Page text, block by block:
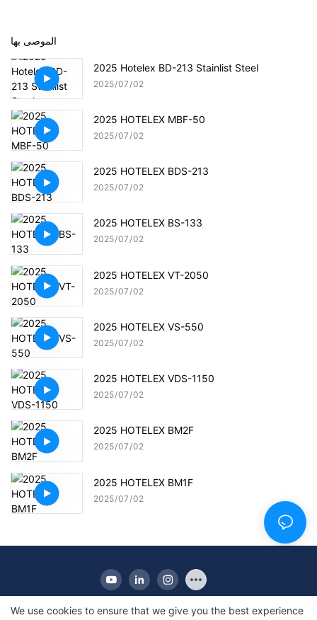
الموصى بها
2025 Hotelex BD-213 Stainlist Steel
2025 07 02
2025 HOTELEX MBF-50
2025 07 02
2025 HOTELEX BDS-213
2025 07 02
2025 HOTELEX BS-133
2025 07 02
2025 HOTELEX VT-2050
2025 07 02
2025 HOTELEX VS-550
2025 07 02
2025 HOTELEX VDS-1150
2025 07 02
2025 HOTELEX BM2F
2025 07 02
2025 HOTELEX BM1F
2025 07 02
We use cookies to ensure that we give you the best experience